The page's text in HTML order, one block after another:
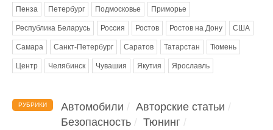
Пенза Петербург Подмосковье Приморье
Республика Беларусь Россия Ростов Ростов на Дону США
Самара Санкт-Петербург Саратов Татарстан Тюмень
Центр Челябинск Чувашия Якутия Ярославль
РУБРИКИ Автомобили
Авторские статьи
Безопасность
Тюнинг